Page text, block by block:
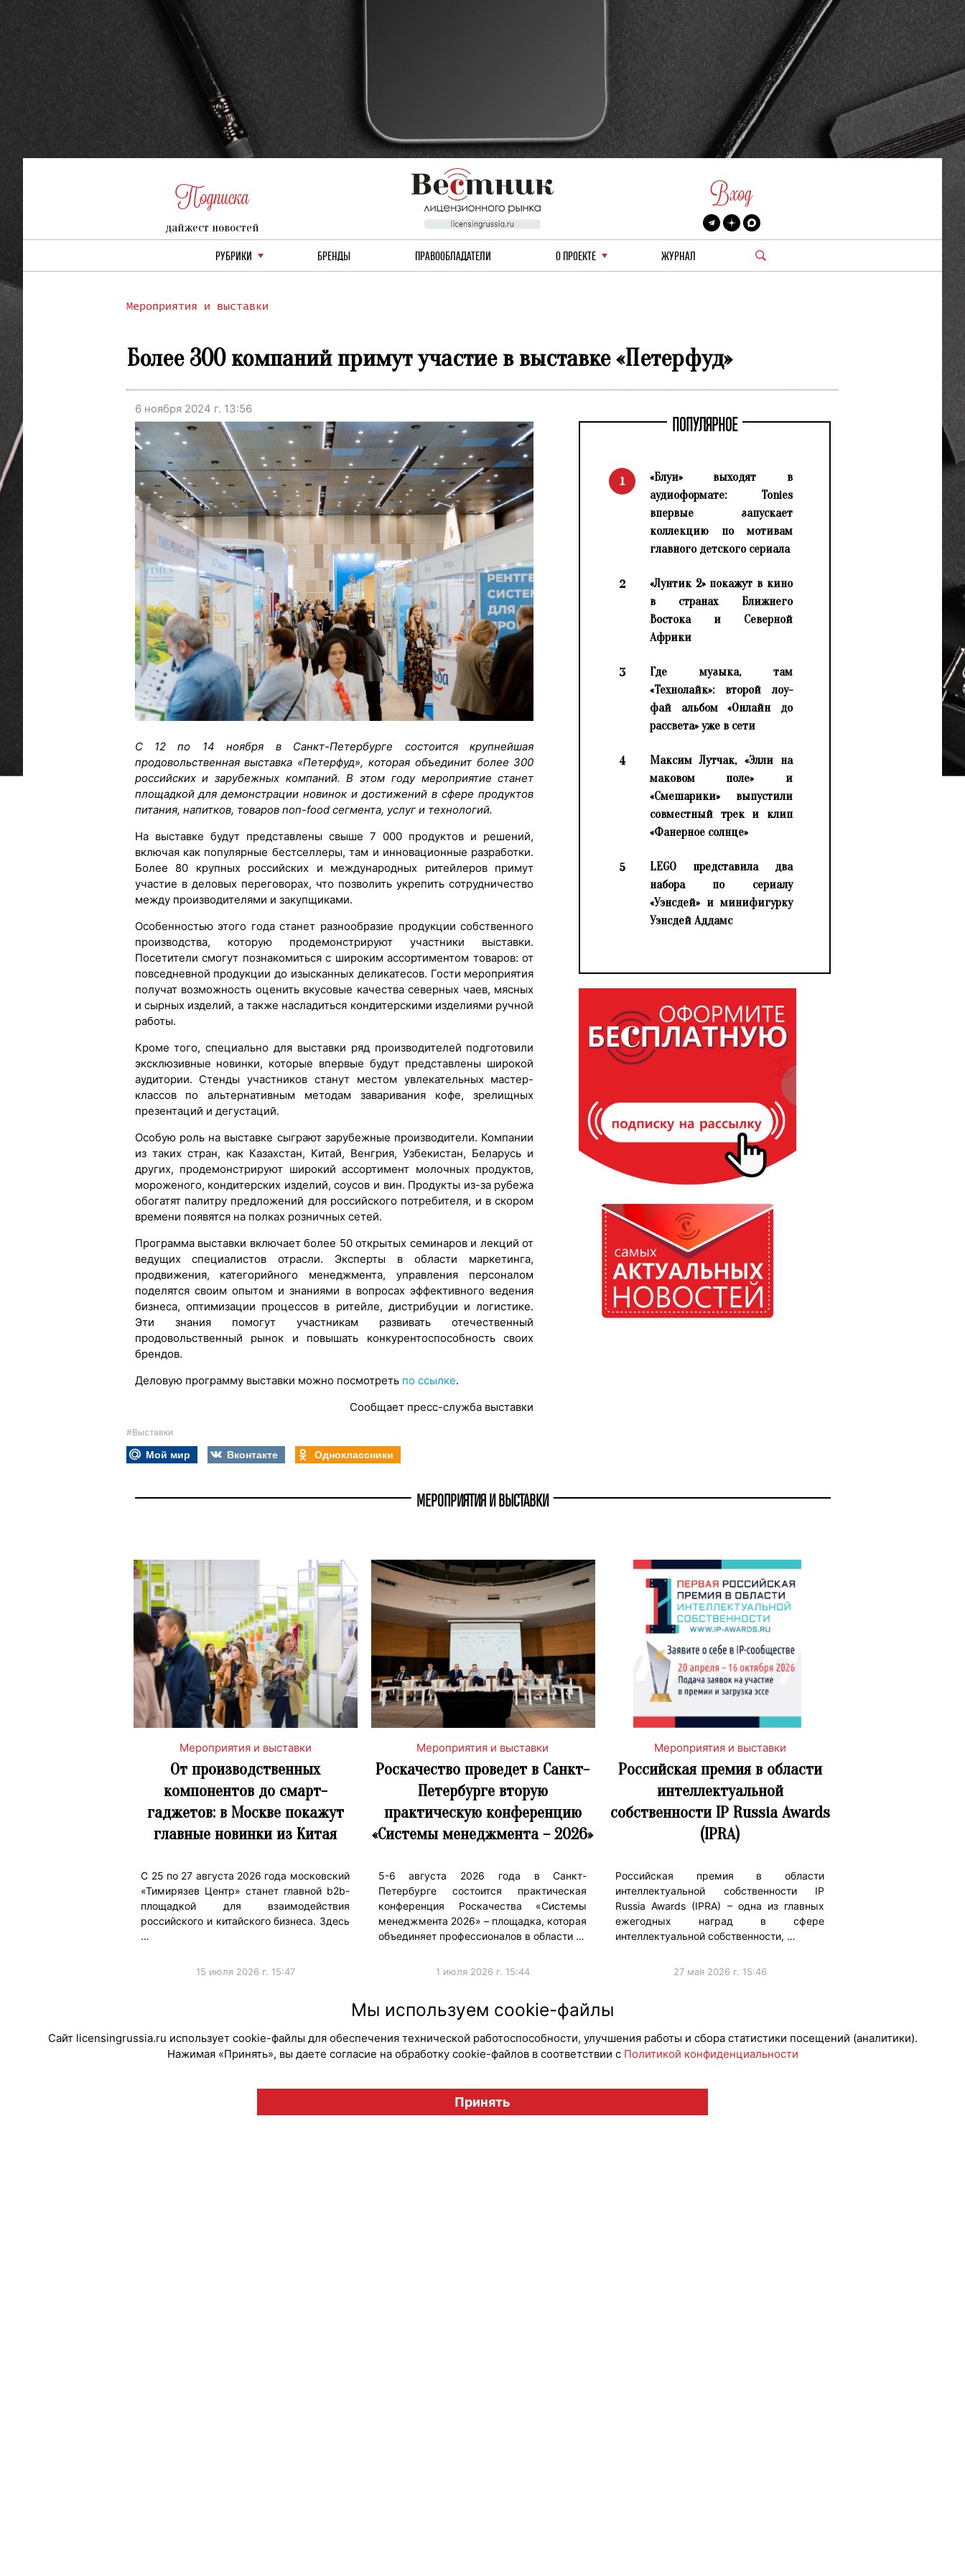
Подписка
дайжест новостей
Вход
РУБРИКИ БРЕНДЫ ПРАВООБЛАДАТЕЛИ О ПРОЕКТЕ ЖУРНАЛ
Мероприятия и выставки
Более 300 компаний примут участие в выставке «Петерфуд»
6 ноября 2024 г. 13:56
С 12 по 14 ноября в Санкт-Петербурге состоится крупнейшая
продовольственная выставка «Петерфуд», которая объединит более 300
российских и зарубежных компаний. В этом году мероприятие станет
площадкой для демонстрации новинок и достижений в сфере продуктов
питания, напитков, товаров non-food сегмента, услуг и технологий.
На выставке будут представлены свыше 7 000 продуктов и решений,
включая как популярные бестселлеры, там и инновационные разработки.
Более 80 крупных российских и международных ритейлеров примут
участие в деловых переговорах, что позволить укрепить сотрудничество
между производителями и закупщиками.
Особенностью этого года станет разнообразие продукции собственного
производства, которую продемонстрируют участники выставки.
Посетители смогут познакомиться с широким ассортиментом товаров: от
повседневной продукции до изысканных деликатесов. Гости мероприятия
получат возможность оценить вкусовые качества северных чаев, мясных
и сырных изделий, а также насладиться кондитерскими изделиями ручной
работы.
Кроме того, специально для выставки ряд производителей подготовили
эксклюзивные новинки, которые впервые будут представлены широкой
аудитории. Стенды участников станут местом увлекательных мастер-
классов по альтернативным методам заваривания кофе, зрелищных
презентаций и дегустаций.
Особую роль на выставке сыграют зарубежные производители. Компании
из таких стран, как Казахстан, Китай, Венгрия, Узбекистан, Беларусь и
других, продемонстрируют широкий ассортимент молочных продуктов,
мороженого, кондитерских изделий, соусов и вин. Продукты из-за рубежа
обогатят палитру предложений для российского потребителя, и в скором
времени появятся на полках розничных сетей.
Программа выставки включает более 50 открытых семинаров и лекций от
ведущих специалистов отрасли. Эксперты в области маркетинга,
продвижения, категорийного менеджмента, управления персоналом
поделятся своим опытом и знаниями в вопросах эффективного ведения
бизнеса, оптимизации процессов в ритейле, дистрибуции и логистике.
Эти знания помогут участникам развивать отечественный
продовольственный рынок и повышать конкурентоспособность своих
брендов.
Деловую программу выставки можно посмотреть по ссылке.
Сообщает пресс-служба выставки
ПОПУЛЯРНОЕ
1
«Блуи» выходят в
аудиоформате: Tonies
впервые запускает
коллекцию по мотивам
главного детского сериала
2
«Лунтик 2» покажут в кино
в странах Ближнего
Востока и Северной
Африки
3
Где музыка, там
«Технолайк»: второй лоу-
фай альбом «Онлайн до
рассвета» уже в сети
4
Максим Лутчак, «Элли на
маковом поле» и
«Смешарики» выпустили
совместный трек и клип
«Фанерное солнце»
5
LEGO представила два
набора по сериалу
«Уэнсдей» и минифигурку
Уэнсдей Аддамс
#Выставки
Мой мир Вконтакте Одноклассники
МЕРОПРИЯТИЯ И ВЫСТАВКИ
Мероприятия и выставки
От производственных
компонентов до смарт-
гаджетов: в Москве покажут
главные новинки из Китая
С 25 по 27 августа 2026 года московский
«Тимирязев Центр» станет главной b2b-
площадкой для взаимодействия
российского и китайского бизнеса. Здесь
…
15 июля 2026 г. 15:47
Мероприятия и выставки
Роскачество проведет в Санкт-
Петербурге вторую
практическую конференцию
«Системы менеджмента – 2026»
5-6 августа 2026 года в Санкт-
Петербурге состоится практическая
конференция Роскачества «Системы
менеджмента 2026» – площадка, которая
объединяет профессионалов в области …
1 июля 2026 г. 15:44
Мероприятия и выставки
Российская премия в области
интеллектуальной
собственности IP Russia Awards
(IPRA)
Российская премия в области
интеллектуальной собственности IP
Russia Awards (IPRA) – одна из главных
ежегодных наград в сфере
интеллектуальной собственности, …
27 мая 2026 г. 15:46
© "Вестник лицензионного рынка", licensingrussia.ru, 2009-2026 12+
Мы используем cookie-файлы
Сайт licensingrussia.ru использует cookie-файлы для обеспечения технической работоспособности, улучшения работы и сбора статистики посещений (аналитики).
Нажимая «Принять», вы даете согласие на обработку cookie-файлов в соответствии с Политикой конфиденциальности
Принять